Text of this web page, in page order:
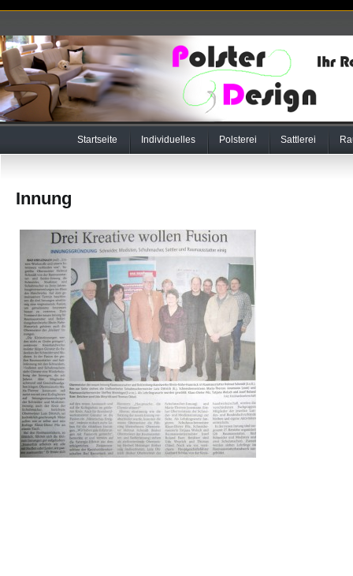
Startseite Individuelles Polsterei Sattlerei
Innung